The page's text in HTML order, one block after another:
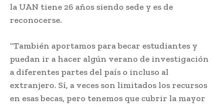
la UAN tiene 26 años siendo sede y es de
reconocerse.
“También aportamos para becar estudiantes y
puedan ir a hacer algún verano de investigación
a diferentes partes del país o incluso al
extranjero. Sí, a veces son limitados los recursos
en esas becas, pero tenemos que cubrir la mayor